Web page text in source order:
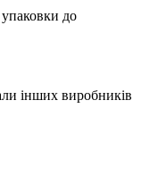
до
інших виробників